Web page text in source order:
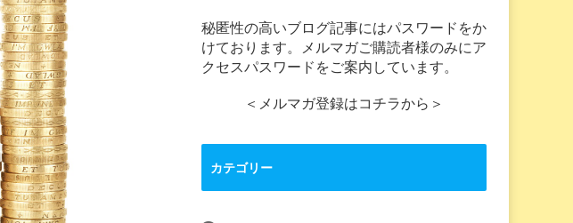
秘匿性の高いブログ記事にはパスワードをか
けております。メルマガご購読者様のみにア
クセスパスワードをご案内しています。
＜メルマガ登録はコチラから＞
カテゴリー